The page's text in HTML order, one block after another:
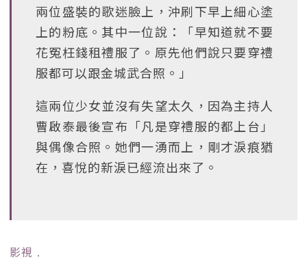
兩位盛裝的歌迷臉上，沖刷下早上細心塗
上的粉底。其中一位說：「早知道就不要
花冤枉錢租禮服了。原先他們說只要穿禮
服都可以跟金城武合照。」
這兩位少女並沒有失望太久，因為主持人
曹啟泰最後宣布「凡是穿禮服的都上台」
與偶像合照。她們一湧而上，剛才淚痕猶
在，喜悅的新淚已經流出來了。
影視 ﹒